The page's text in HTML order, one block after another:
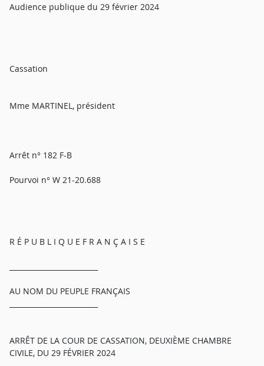
Audience publique du 29 février 2024
Cassation
Mme MARTINEL, président
Arrêt n° 182 F-B
Pourvoi n° W 21-20.688
R É P U B L I Q U E F R A N Ç A I S E
AU NOM DU PEUPLE FRANÇAIS
ARRÊT DE LA COUR DE CASSATION, DEUXIÈME CHAMBRE
CIVILE, DU 29 FÉVRIER 2024